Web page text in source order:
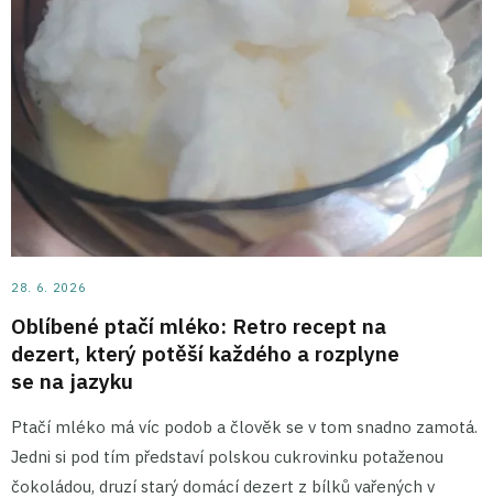
28. 6. 2026
Oblíbené ptačí mléko: Retro recept na
dezert, který potěší každého a rozplyne
se na jazyku
Ptačí mléko má víc podob a člověk se v tom snadno zamotá.
Jedni si pod tím představí polskou cukrovinku potaženou
čokoládou, druzí starý domácí dezert z bílků vařených v